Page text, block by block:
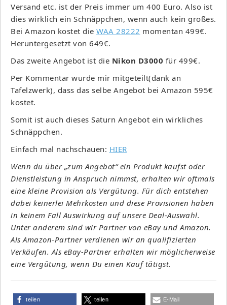
Versand etc. ist der Preis immer um 400 Euro. Also ist
dies wirklich ein Schnäppchen, wenn auch kein großes.
Bei Amazon kostet die WAA 28222 momentan 499€.
Heruntergesetzt von 649€.
Das zweite Angebot ist die Nikon D3000 für 499€.
Per Kommentar wurde mir mitgeteilt(dank an
Tafelzwerk), dass das selbe Angebot bei Amazon 595€
kostet.
Somit ist auch dieses Saturn Angebot ein wirkliches
Schnäppchen.
Einfach mal nachschauen: HIER
Wenn du über „zum Angebot“ ein Produkt kaufst oder
Dienstleistung in Anspruch nimmst, erhalten wir oftmals
eine kleine Provision als Vergütung. Für dich entstehen
dabei keinerlei Mehrkosten und diese Provisionen haben
in keinem Fall Auswirkung auf unsere Deal-Auswahl.
Unter anderem sind wir Partner von eBay und Amazon.
Als Amazon-Partner verdienen wir an qualifizierten
Verkäufen. Als eBay-Partner erhalten wir möglicherweise
eine Vergütung, wenn Du einen Kauf tätigst.
teilen teilen E-Mail